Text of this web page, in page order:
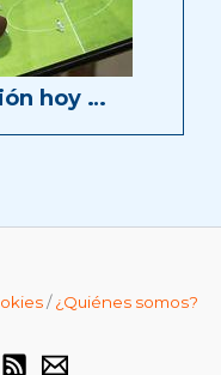
hoy …
/¿Quiénes somos?